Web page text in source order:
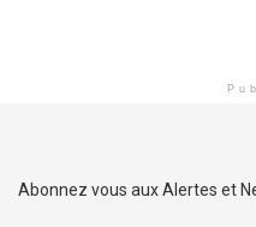
Abonnez vous aux Alertes et